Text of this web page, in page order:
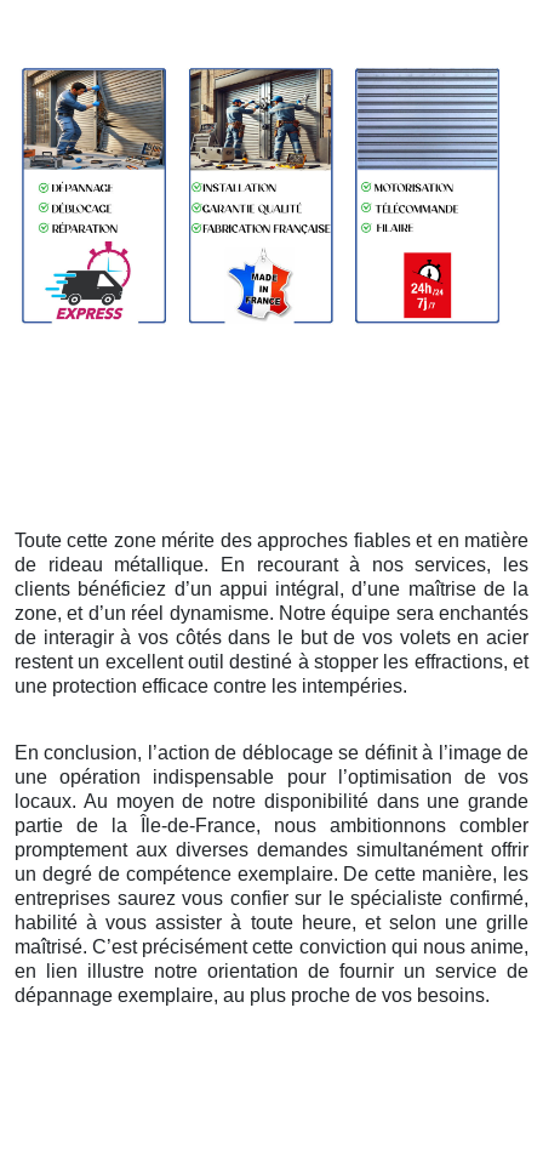
Toute cette zone mérite des approches fiables et en matière
de rideau métallique. En recourant à nos services, les
clients bénéficiez d’un appui intégral, d’une maîtrise de la
zone, et d’un réel dynamisme. Notre équipe sera enchantés
de interagir à vos côtés dans le but de vos volets en acier
restent un excellent outil destiné à stopper les effractions, et
une protection efficace contre les intempéries.
En conclusion, l’action de déblocage se définit à l’image de
une opération indispensable pour l’optimisation de vos
locaux. Au moyen de notre disponibilité dans une grande
partie de la Île-de-France, nous ambitionnons combler
promptement aux diverses demandes simultanément offrir
un degré de compétence exemplaire. De cette manière, les
entreprises saurez vous confier sur le spécialiste confirmé,
habilité à vous assister à toute heure, et selon une grille
maîtrisé. C’est précisément cette conviction qui nous anime,
en lien illustre notre orientation de fournir un service de
dépannage exemplaire, au plus proche de vos besoins.